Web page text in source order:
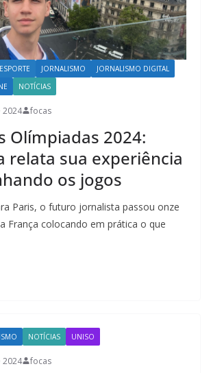
ESPORTE JORNALISMO
JORNALISMO DIGITAL
NOTÍCIAS
2024 focas
Olímpiadas 2024:
relata sua experiência
os jogos
Paris, o futuro jornalista passou onze
França colocando em prática o que
NOTÍCIAS UNISO
2024 focas